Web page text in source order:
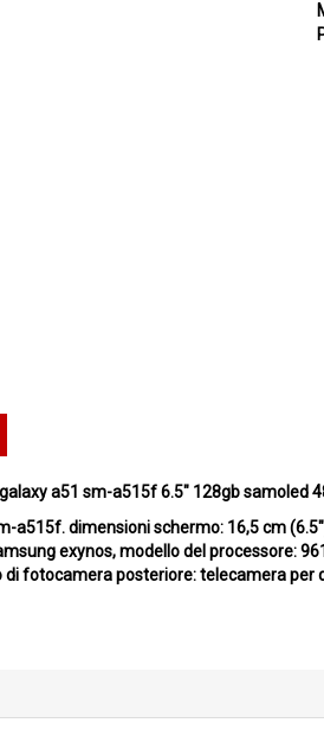
a51 sm-a515f 6.5" 128gb samoled
a515f. dimensioni schermo: 16,5 cm
exynos, modello del processore:
fotocamera posteriore: telecamera per